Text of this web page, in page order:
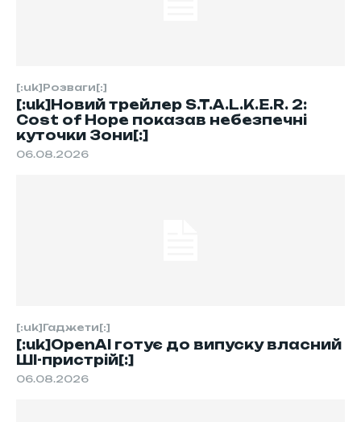
[:uk]Розваги[:]
[:uk]Новий трейлер S.T.A.L.K.E.R. 2:
Cost of Hope показав небезпечні
куточки Зони[:]
06.08.2026
[:uk]Гаджети[:]
[:uk]OpenAI готує до випуску власний
ШІ-пристрій[:]
06.08.2026